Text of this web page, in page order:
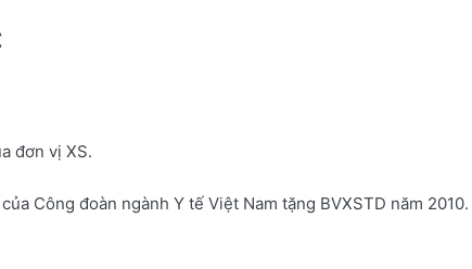
đơn vị XS.
Công đoàn ngành Y tế Việt Nam tặng BVXSTD năm 2010.